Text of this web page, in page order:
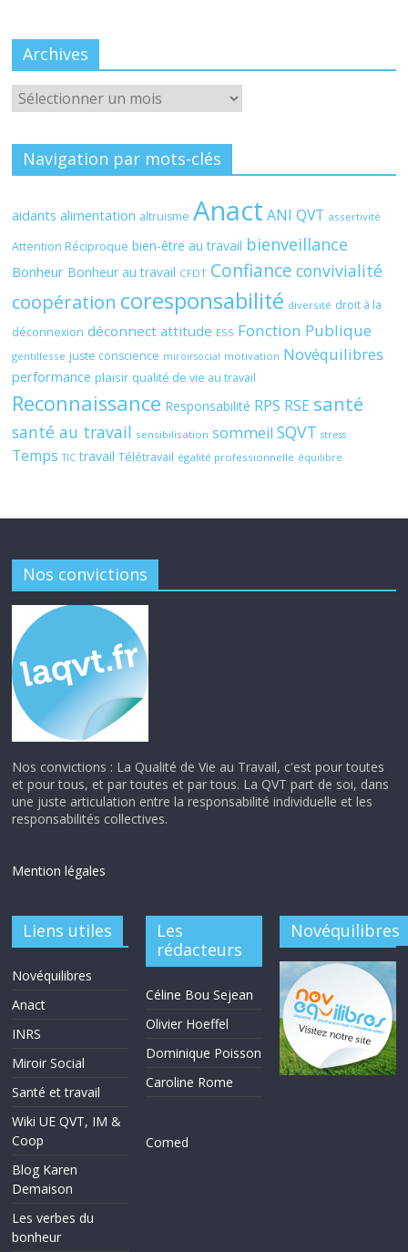
Archives
Archives
Navigation par mots-clés
aidants alimentation altruisme Anact ANI QVT assertivité
Attention Réciproque bien-être au travail bienveillance
Bonheur Bonheur au travail CFDT Confiance convivialité
coopération coresponsabilité diversité droit à la
déconnexion déconnect attitude ESS Fonction Publique
gentillesse juste conscience miroirsocial motivation Novéquilibres
performance plaisir qualité de vie au travail
Reconnaissance Responsabilité RPS RSE santé
santé au travail sensibilisation sommeil SQVT stress
Temps TIC travail Télétravail égalité professionnelle équilibre
Nos convictions
Nos convictions : La Qualité de Vie au Travail, c'est pour toutes
et pour tous, et par toutes et par tous. La QVT part de soi, dans
une juste articulation entre la responsabilité individuelle et les
responsabilités collectives.
Mention légales
Liens utiles
Novéquilibres
Anact
INRS
Miroir Social
Santé et travail
Wiki UE QVT, IM &
Coop
Blog Karen
Demaison
Les verbes du
bonheur
Les
rédacteurs
Céline Bou Sejean
Olivier Hoeffel
Dominique Poisson
Caroline Rome
Comed
Novéquilibres